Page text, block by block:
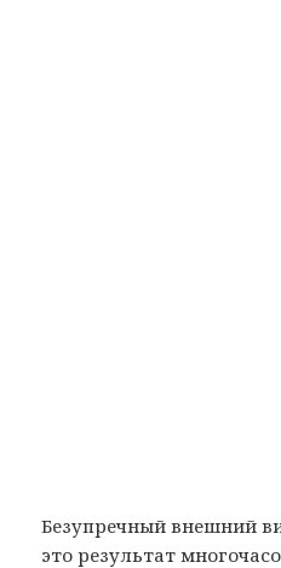
Безупречный внешний
это результат